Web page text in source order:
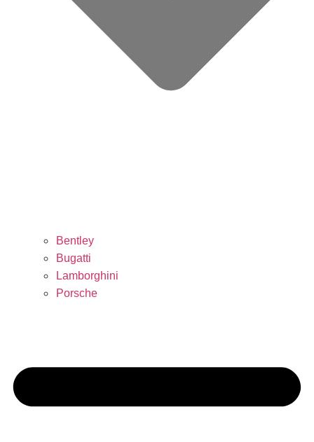
Bentley
Bugatti
Lamborghini
Porsche